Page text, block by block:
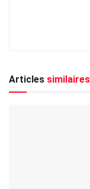
Articles similaires